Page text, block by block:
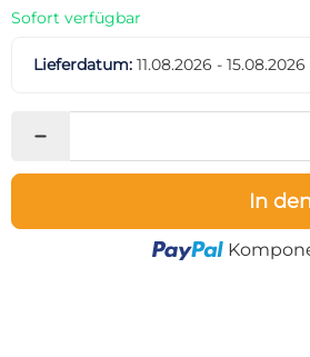
Sofort verfügbar
Lieferdatum: 11.08.2026 - 15.08.2026
In